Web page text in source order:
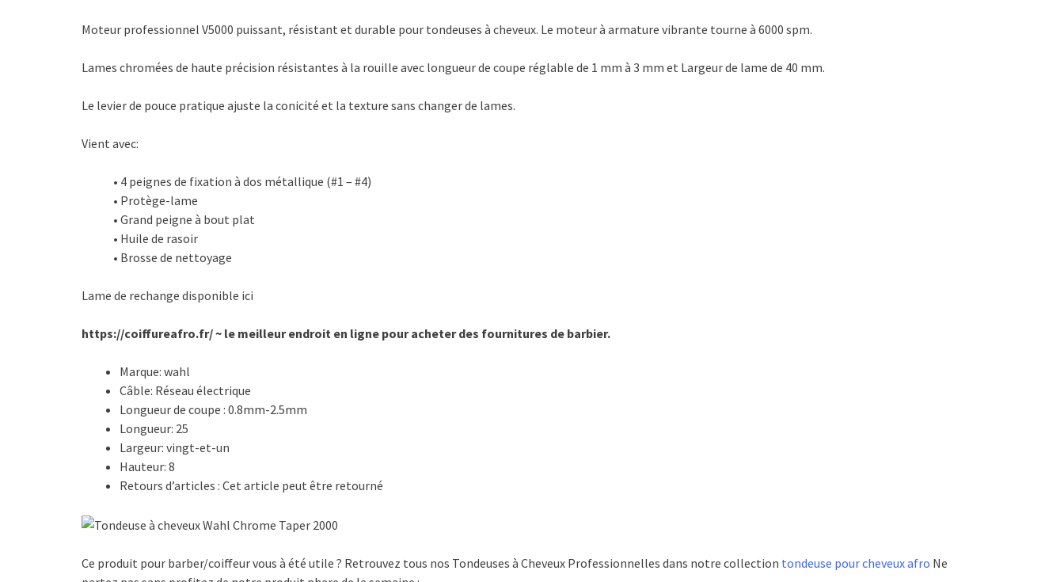
Moteur professionnel V5000 puissant, résistant et durable pour tondeuses à cheveux. Le moteur à armature vibrante tourne à 6000 spm.
Lames chromées de haute précision résistantes à la rouille avec longueur de coupe réglable de 1 mm à 3 mm et Largeur de lame de 40 mm.
Le levier de pouce pratique ajuste la conicité et la texture sans changer de lames.
Vient avec:
• 4 peignes de fixation à dos métallique (#1 – #4)
• Protège-lame
• Grand peigne à bout plat
• Huile de rasoir
• Brosse de nettoyage
Lame de rechange disponible ici
https://coiffureafro.fr/ ~ le meilleur endroit en ligne pour acheter des fournitures de barbier.
Marque: wahl
Câble: Réseau électrique
Longueur de coupe : 0.8mm-2.5mm
Longueur: 25
Largeur: vingt-et-un
Hauteur: 8
Retours d’articles : Cet article peut être retourné
Ce produit pour barber/coiffeur vous à été utile ? Retrouvez tous nos Tondeuses à Cheveux Professionnelles dans notre collection tondeuse pour cheveux afro Ne